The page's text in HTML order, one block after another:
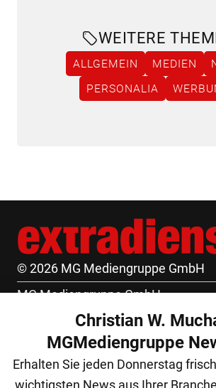
WEITERE
ALLGEMEIN MEDIEN
PERSONALIA
© 2026 MG Mediengruppe GmbH
MG Mediengruppe GmbH
Burgring 1/7
1010 Wien
+43 (1) 522 14 14
Christian W.
MGMediengruppe
Erhalten Sie jeden Donnerstag
wichtigsten News aus Ihrer